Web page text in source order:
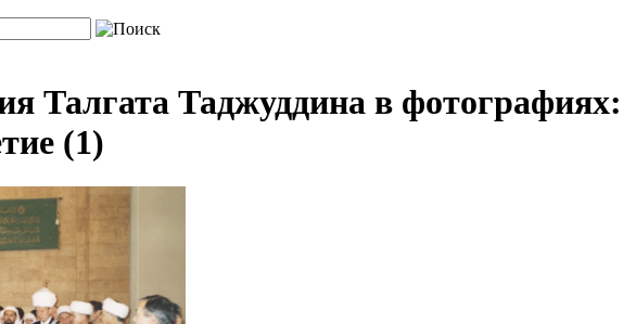
Талгата Таджуддина в фотографиях:
(1)